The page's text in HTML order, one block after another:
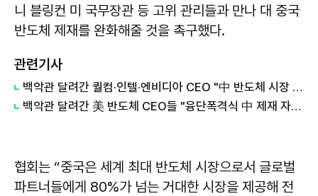
니 블링컨 미 국무장관 등 고위 관리들과 만나 대 중국
반도체 제재를 완화해줄 것을 촉구했다.
관련기사
백악관 달려간 퀄컴·인텔·엔비디아 CEO "中 반도체 시장 접근 허용하라"
백악관 달려간 美 반도체 CEO들 "융단폭격식 中 제재 자제해달라"
협회는 “중국은 세계 최대 반도체 시장으로서 글로벌
파트너들에게 80%가 넘는 거대한 시장을 제공해 전